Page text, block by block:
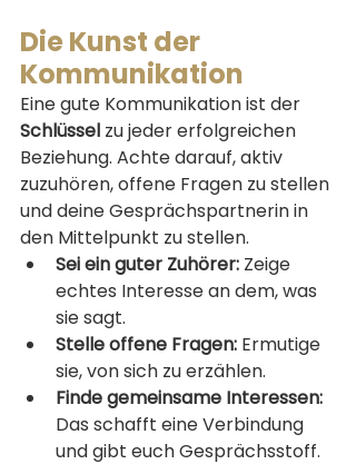
Die Kunst der
Kommunikation
Eine gute Kommunikation ist der
Schlüssel zu jeder erfolgreichen
Beziehung. Achte darauf, aktiv
zuzuhören, offene Fragen zu stellen
und deine Gesprächspartnerin in
den Mittelpunkt zu stellen.
Sei ein guter Zuhörer: Zeige
echtes Interesse an dem, was
sie sagt.
Stelle offene Fragen: Ermutige
sie, von sich zu erzählen.
Finde gemeinsame Interessen:
Das schafft eine Verbindung
und gibt euch Gesprächsstoff.